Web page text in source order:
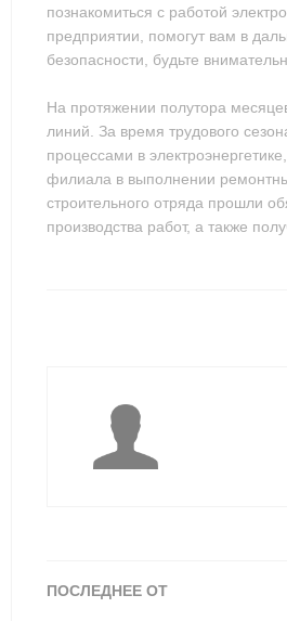
познакомиться с работой
предприятии, помогут вам в
безопасности, будьте
На протяжении полутора
линий. За время трудового
процессами в
филиала в выполнении
строительного отряда прошли
производства работ, а также
ПОСЛЕДНЕЕ ОТ